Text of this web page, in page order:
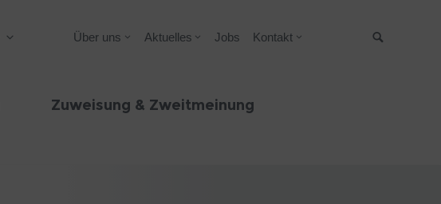
Über uns Aktuelles Jobs Kontakt
Zuweisung & Zweitmeinung